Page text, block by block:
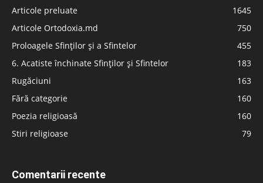
Articole preluate
1645
Articole Ortodoxia.md
750
Proloagele Sfinților și a Sfintelor
455
6. Acatiste închinate Sfinților și Sfintelor
183
Rugăciuni
163
Fără categorie
160
Poezia religioasă
160
Stiri religioase
79
Comentarii recente